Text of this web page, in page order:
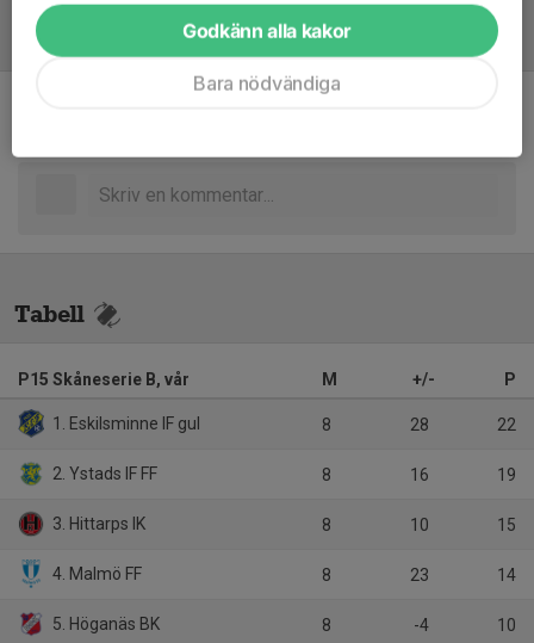
Referat
Tabell
P15 Skåneserie B, vår M +/- P
1. Eskilsminne IF gul 8 28 22
2. Ystads IF FF 8 16 19
3. Hittarps IK 8 10 15
4. Malmö FF 8 23 14
5. Höganäs BK 8 -4 10
Godkänn alla kakor
Bara nödvändiga